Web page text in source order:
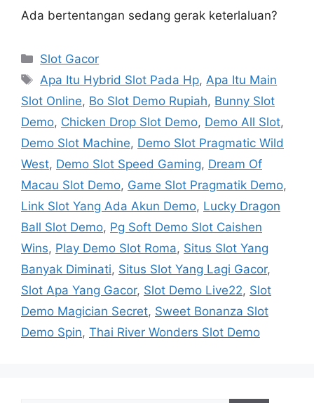
Ada bertentangan sedang gerak keterlaluan?
Categories
Slot Gacor
Tags
Apa Itu Hybrid Slot Pada Hp,Apa Itu Main
Slot Online, Bo Slot Demo Rupiah, Bunny Slot
Demo, Chicken Drop Slot Demo, Demo All Slot,
Demo Slot Machine, Demo Slot Pragmatic Wild
West, Demo Slot Speed Gaming, Dream Of
Macau Slot Demo, Game Slot Pragmatik Demo,
Link Slot Yang Ada Akun Demo, Lucky Dragon
Ball Slot Demo, Pg Soft Demo Slot Caishen
Wins, Play Demo Slot Roma, Situs Slot Yang
Banyak Diminati, Situs Slot Yang Lagi Gacor,
Slot Apa Yang Gacor, Slot Demo Live22, Slot
Demo Magician Secret, Sweet Bonanza Slot
Demo Spin, Thai River Wonders Slot Demo